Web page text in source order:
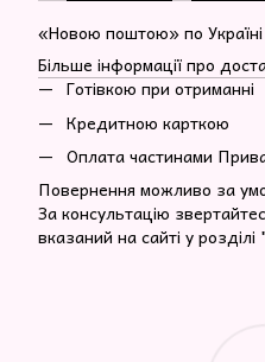
«Новою поштою» по
Більше інформації про
Готівкою при отриманні
Кредитною карткою
Оплата частинами
Повернення можливо за
За консультацію
вказаний на сайті у